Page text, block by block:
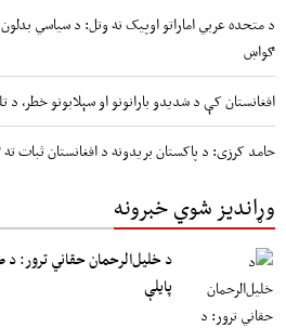
د متحده عربي اماراتو اوپیک نه وتل: د سیاسي
ګواښ
افغانستان کې د شدیدو بارانونو او سېلابونو خطر، د تلفات شمېر
حامد کرزی: د پاکستان بریدونه د افغانستان ثبات
وړاندیز شوي خبرونه
د خلیل‌الرحمان حقاني ترور: د
پایلې